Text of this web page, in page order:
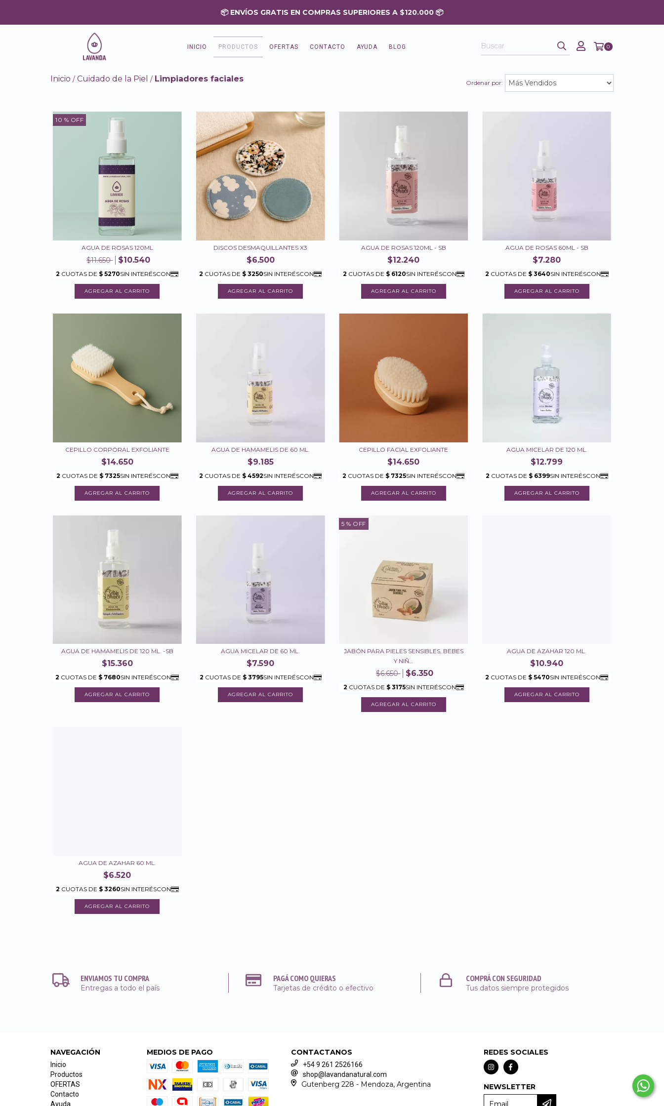
INICIO PRODUCTOS OFERTAS CONTACTO AYUDA BLOG 0
Inicio / Cuidado de la Piel / Limpiadores faciales Ordenar por:
10 % OFF
AGUA DE ROSAS 120ML
$11.650 $10.540
DISCOS DESMAQUILLANTES X3
$6.500
AGUA DE ROSAS 120ML - SB
$12.240
AGUA DE ROSAS 60ML - SB
$7.280
CEPILLO CORPORAL EXFOLIANTE
$14.650
AGUA DE HAMAMELIS DE 60 ML.
$9.185
CEPILLO FACIAL EXFOLIANTE
$14.650
AGUA MICELAR DE 120 ML.
$12.799
AGUA DE HAMAMELIS DE 120 ML. -SB
$15.360
AGUA MICELAR DE 60 ML.
$7.590
5 % OFF
JABÓN PARA PIELES SENSIBLES, BEBES
Y NIÑ...
$6.650 $6.350
AGUA DE AZAHAR 120 ML.
$10.940
AGUA DE AZAHAR 60 ML.
$6.520
ENVIAMOS TU COMPRA
Entregas a todo el país
PAGÁ COMO QUIERAS
Tarjetas de crédito o efectivo
COMPRÁ CON SEGURIDAD
Tus datos siempre protegidos
NAVEGACIÓN
Inicio
Productos
OFERTAS
Contacto
Ayuda
MEDIOS DE PAGO CONTACTANOS
+54 9 261 2526166
shop@lavandanatural.com
Gutenberg 228 - Mendoza, Argentina
REDES SOCIALES
NEWSLETTER